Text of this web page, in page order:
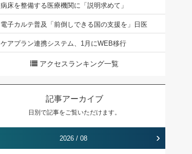
病床を整備する医療機関に「説明求めて」
電子カルテ普及「前倒しできる国の支援を」日医
ケアプラン連携システム、1月にWEB移行
アクセスランキング一覧
記事アーカイブ
日別で記事をご覧いただけます。
2026 / 08 ›